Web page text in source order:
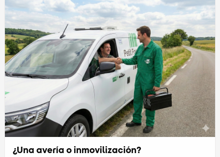
¿Una avería o inmovilización?